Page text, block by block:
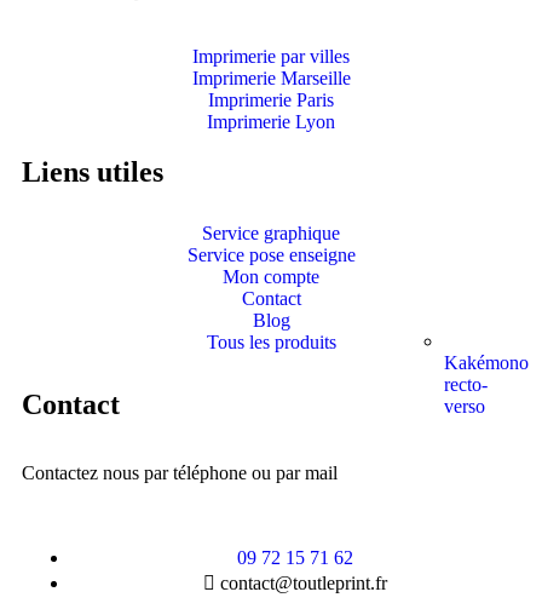
Kakémono
recto-
verso
Imprimerie par villes
Imprimerie Marseille
Imprimerie Paris
Imprimerie Lyon
Liens utiles
Service graphique
Service pose enseigne
Mon compte
Contact
Blog
Tous les produits
Contact
Contactez nous par téléphone ou par mail
09 72 15 71 62
contact@toutleprint.fr